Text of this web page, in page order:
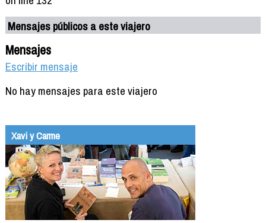
Mensajes públicos a este viajero
Mensajes
Escribir mensaje
No hay mensajes para este viajero
Xavi y Carme